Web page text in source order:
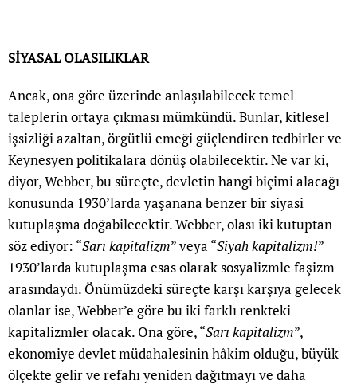
SİYASAL OLASILIKLAR
Ancak, ona göre üzerinde anlaşılabilecek temel
taleplerin ortaya çıkması mümkündü. Bunlar, kitlesel
işsizliği azaltan, örgütlü emeği güçlendiren tedbirler ve
Keynesyen politikalara dönüş olabilecektir. Ne var ki,
diyor, Webber, bu süreçte, devletin hangi biçimi alacağı
konusunda 1930’larda yaşanana benzer bir siyasi
kutuplaşma doğabilecektir. Webber, olası iki kutuptan
söz ediyor: “Sarı kapitalizm” veya “Siyah kapitalizm!”
1930’larda kutuplaşma esas olarak sosyalizmle faşizm
arasındaydı. Önümüzdeki süreçte karşı karşıya gelecek
olanlar ise, Webber’e göre bu iki farklı renkteki
kapitalizmler olacak. Ona göre, “Sarı kapitalizm”,
ekonomiye devlet müdahalesinin hâkim olduğu, büyük
ölçekte gelir ve refahı yeniden dağıtmayı ve daha